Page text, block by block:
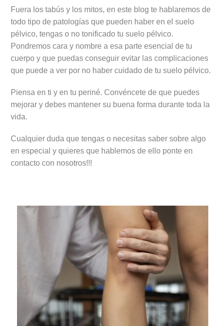
Fuera los tabús y los mitos, en este blog te hablaremos de
todo tipo de patologías que pueden haber en el suelo
pélvico, tengas o no tonificado tu suelo pélvico.
Pondremos cara y nombre a esa parte esencial de tu
cuerpo y que puedas conseguir evitar las complicaciones
que puede a ver por no haber cuidado de tu suelo pélvico.
Piensa en ti y en tu periné. Convéncete de que puedes
mejorar y debes mantener su buena forma durante toda la
vida.
Cualquier duda que tengas o necesitas saber sobre algo
en especial y quieres que hablemos de ello ponte en
contacto con nosotros!!!